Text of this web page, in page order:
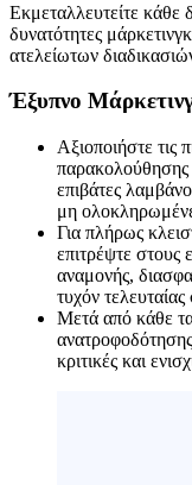
Εκμεταλλευτείτε κάθε
δυνατότητες
ατελείωτων
Έξυπνο
Αξιοποιήστε τις
παρακολούθησης
επιβάτες
μη
Για πλήρως
επιτρέψτε στους
αναμονής,
τυχόν
Μετά από κάθε
κριτικές και